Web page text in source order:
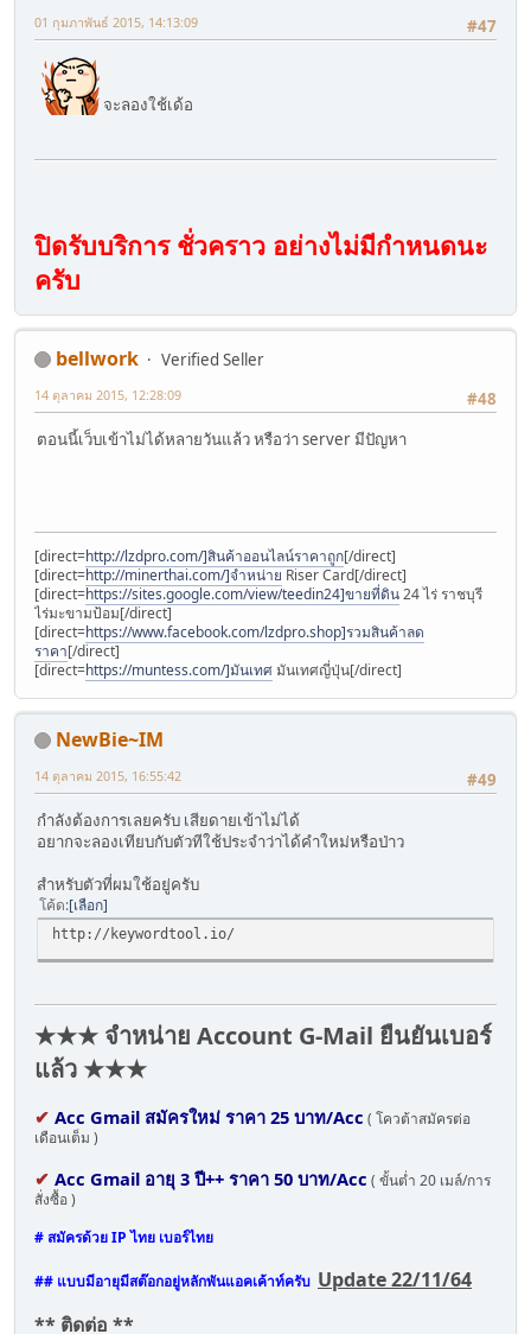
#47
01 กุมภาพันธ์ 2015, 14:13:09
จะลองใช้เด้อ
ปิดรับบริการ ชั่วคราว อย่างไม่มีกำหนดนะ
ครับ
bellwork
Verified Seller
#48
14 ตุลาคม 2015, 12:28:09
ตอนนี้เว็บเข้าไม่ได้หลายวันแล้ว หรือว่า server มีปัญหา
[direct=http://lzdpro.com/]สินค้าออนไลน์ราคาถูก[/direct]
[direct=http://minerthai.com/]จำหน่าย Riser Card[/direct]
[direct=https://sites.google.com/view/teedin24]ขายที่ดิน24 ไร่ ราชบุรี
ไร่มะขามป้อม[/direct]
[direct=https://www.facebook.com/lzdpro.shop]รวมสินค้าลด
ราคา[/direct]
[direct=https://muntess.com/]มันเทศมันเทศญี่ปุ่น[/direct]
NewBie~IM
#49
14 ตุลาคม 2015, 16:55:42
กำลังต้องการเลยครับ เสียดายเข้าไม่ได้
อยากจะลองเทียบกับตัวทีใช้ประจำว่าได้คำใหม่หรือป่าว
สำหรับตัวที่ผมใช้อยู่ครับ
โค้ด เลือก
http://keywordtool.io/
★★★ จำหน่าย Account G-Mail ยืนยันเบอร์
แล้ว ★★★
✔ Acc Gmail สมัครใหม่ ราคา 25 บาท/Acc ( โควต้าสมัครต่อ
เดือนเต็ม )
✔ Acc Gmail อายุ 3 ปี++ ราคา 50 บาท/Acc ( ขั้นต่ำ 20 เมล์/การ
สั่งซื้อ )
# สมัครด้วย IP ไทย เบอร์ไทย
## แบบมีอายุมีสต๊อกอยู่หลักพันแอคเค้าท์ครับ Update 22/11/64
** ติดต่อ **